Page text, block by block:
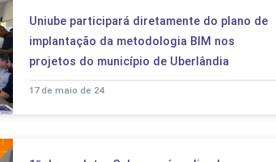
Uniube participará diretamente do plano de
implantação da metodologia BIM nos
projetos do município de Uberlândia
17 de maio de 24